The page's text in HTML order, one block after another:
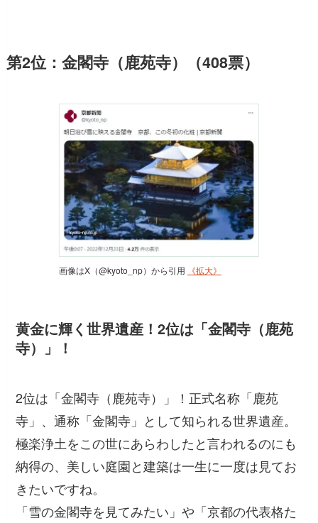
第2位：金閣寺（鹿苑寺）（408票）
画像はX（@kyoto_np）から引用 《拡大》
黄金に輝く世界遺産！2位は「金閣寺（鹿苑
寺）」！
2位は「金閣寺（鹿苑寺）」！正式名称「鹿苑
寺」、通称「金閣寺」として知られる世界遺産。
極楽浄土をこの世にあらわしたと言われるのにも
納得の、美しい庭園と建築は一生に一度は見てお
きたいですね。
「雪の金閣寺を見てみたい」や 「京都の代表格た